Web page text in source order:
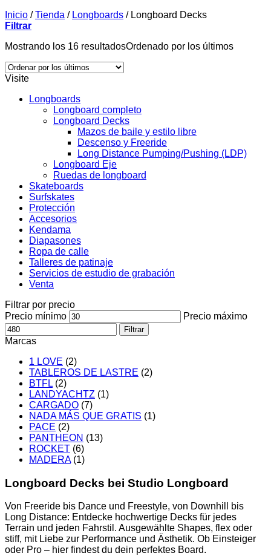
Inicio / Tienda / Longboards /Longboard Decks
Filtrar
Mostrando los 16 resultadosOrdenado por los últimos
Visite
Longboards
Longboard completo
Longboard Decks
Mazos de baile y estilo libre
Descenso y Freeride
Long Distance Pumping/Pushing (LDP)
Longboard Eje
Ruedas de longboard
Skateboards
Surfskates
Protección
Accesorios
Kendama
Diapasones
Ropa de calle
Talleres de patinaje
Servicios de estudio de grabación
Venta
Filtrar por precio
Precio mínimo
Precio máximo
Filtrar
Marcas
1 LOVE (2)
TABLEROS DE LASTRE (2)
BTFL (2)
LANDYACHTZ (1)
CARGADO (7)
NADA MÁS QUE GRATIS (1)
PACE (2)
PANTHEON (13)
ROCKET (6)
MADERA (1)
Longboard Decks bei Studio Longboard
Von Freeride bis Dance und Freestyle, von Downhill bis
Long Distance: Entdecke hochwertige Decks für jedes
Terrain und jeden Fahrstil. Ausgewählte Shapes, flex oder
stiff, mit Liebe zur Performance und Ästhetik. Ob Einsteiger
oder Pro – hier findest du dein perfektes Board.